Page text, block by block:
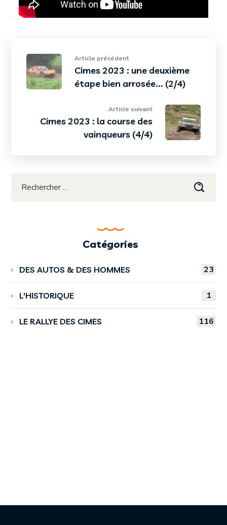
Article précédent
Cimes 2023 : une deuxième
étape bien arrosée... (2/4)
Article suivant
Cimes 2023 : la course des
vainqueurs (4/4)
Catégories
DES AUTOS & DES HOMMES 23
L'HISTORIQUE 1
LE RALLYE DES CIMES 116